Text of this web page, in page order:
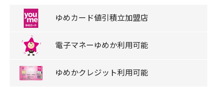
ゆめカード値引積立加盟店
電子マネー ゆめか利用可能
ゆめかクレジット利用可能